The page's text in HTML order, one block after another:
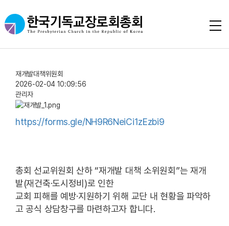
재개발대책위원회
2026-02-04 10:09:56
관리자
https://forms.gle/NH9R6NeiCi1zEzbi9
총회 선교위원회 산하 “재개발 대책 소위원회”는 재개
발(재건축·도시정비)로 인한
교회 피해를 예방·지원하기 위해 교단 내 현황을 파악하
고 공식 상담창구를 마련하고자 합니다.